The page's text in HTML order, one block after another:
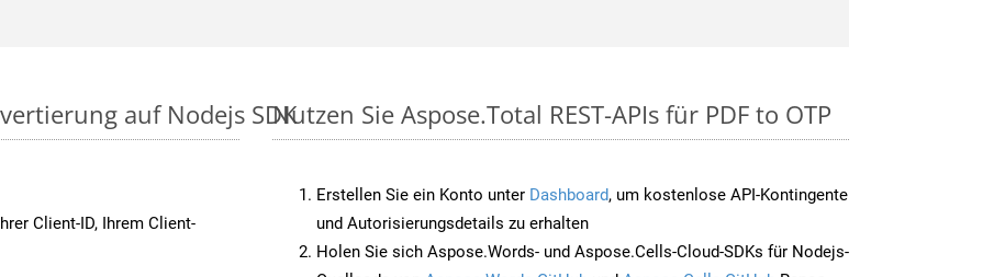
auf Nodejs SDK
Client-ID, Ihrem Client-
Nutzen Sie Aspose.Total REST-APIs für PDF to OTP
Erstellen Sie ein Konto unter Dashboard, um kostenlose API-Kontingente
und Autorisierungsdetails zu erhalten
Holen Sie sich Aspose.Words- und Aspose.Cells-Cloud-SDKs für Nodejs-